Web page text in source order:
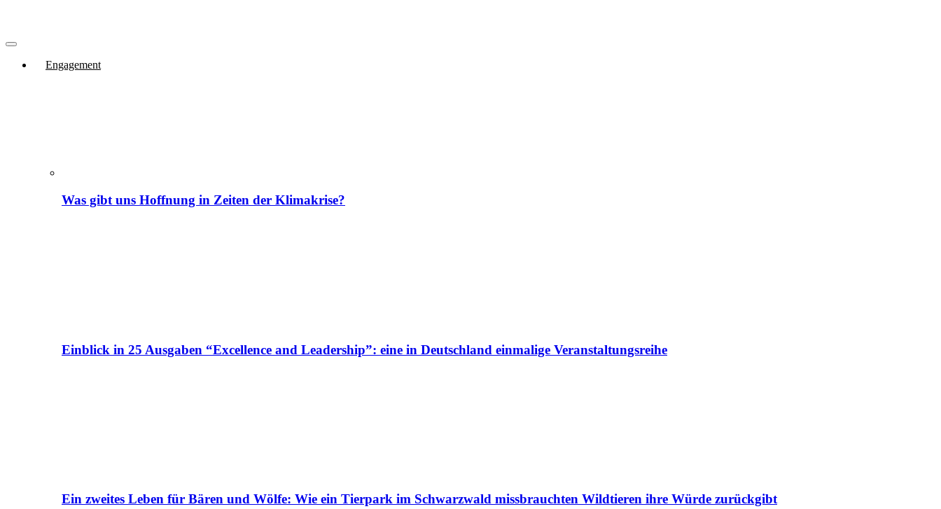
Engagement
Was gibt uns Hoffnung in Zeiten der Klimakrise?
Einblick in 25 Ausgaben “Excellence and Leadership”: eine in Deutschland einmalige Veranstaltungsreihe
Ein zweites Leben für Bären und Wölfe: Wie ein Tierpark im Schwarzwald missbrauchten Wildtieren ihre Würde zurückgibt